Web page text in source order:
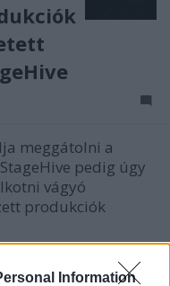
Information
meggátolni a
pedig úgy
vágyó
produkciók